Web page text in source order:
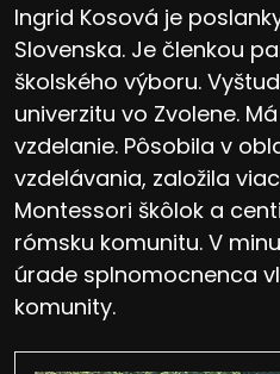
Ingrid Kosová je
Slovenska. Je členkou
školského výboru.
univerzitu vo Zvolene.
vzdelanie. Pôsobila v
vzdelávania, založila
Montessori škôlok a
rómsku komunitu. V
úrade splnomocnenca
komunity.